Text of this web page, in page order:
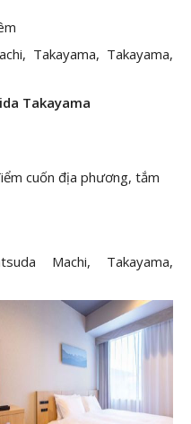
Takayama, Takayama,
Takayama
cuốn địa phương, tắm
Machi, Takayama,